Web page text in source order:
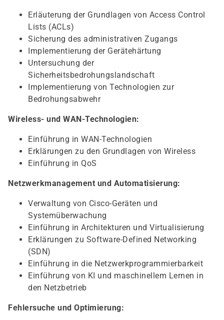
Erläuterung der Grundlagen von Access Control
Lists (ACLs)
Sicherung des administrativen Zugangs
Implementierung der Gerätehärtung
Untersuchung der
Sicherheitsbedrohungslandschaft
Implementierung von Technologien zur
Bedrohungsabwehr
Wireless- und WAN-Technologien:
Einführung in WAN-Technologien
Erklärungen zu den Grundlagen von Wireless
Einführung in QoS
Netzwerkmanagement und Automatisierung:
Verwaltung von Cisco-Geräten und
Systemüberwachung
Einführung in Architekturen und Virtualisierung
Erklärungen zu Software-Defined Networking
(SDN)
Einführung in die Netzwerkprogrammierbarkeit
Einführung von KI und maschinellem Lernen in
den Netzbetrieb
Fehlersuche und Optimierung: